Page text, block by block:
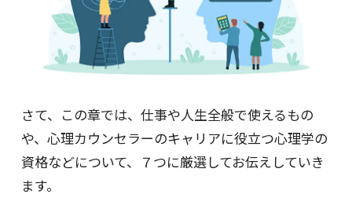
さて、この章では、仕事や人生全般で使えるもの
や、心理カウンセラーのキャリアに役立つ心理学の
資格などについて、７つに厳選してお伝えしていき
ます。